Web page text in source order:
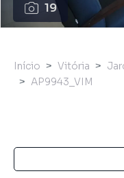
19
Início Vitória
AP9943_VIM